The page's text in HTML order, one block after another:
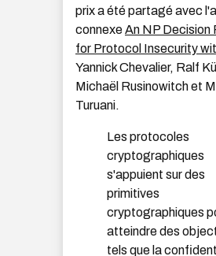
prix a été partagé avec
connexeAn NP Decision
for Protocol Insecurity
Yannick Chevalier, Ralf
Michaël Rusinowitch et
Turuani.
Les protocoles
cryptographiques
s'appuient sur des
primitives
cryptographiques
atteindre des
tels que la